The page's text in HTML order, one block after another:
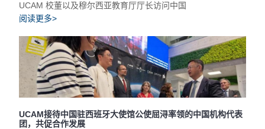
UCAM 校董以及穆尔西亚教育厅厅长访问中国
阅读更多>
UCAM接待中国驻西班牙大使馆公使屈浔率领的中国机构代表
团，共促合作发展